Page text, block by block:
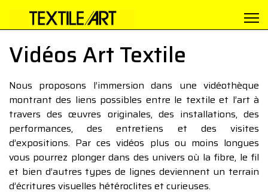
Vidéos Art Textile
Nous proposons l’immersion dans une vidéothèque
montrant des liens possibles entre le textile et l’art à
travers des œuvres originales, des installations, des
performances, des entretiens et des visites
d’expositions. Par ces vidéos plus ou moins longues
vous pourrez plonger dans des univers où la fibre, le fil
et bien d’autres types de lignes deviennent un terrain
d’écritures visuelles hétéroclites et curieuses.